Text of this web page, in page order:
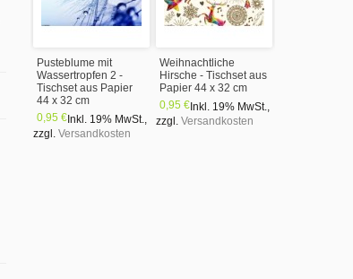
Pusteblume mit
Wassertropfen 2 -
Tischset aus Papier
44 x 32 cm
0,95 € Inkl. 19% MwSt.,
zzgl. Versandkosten
Weihnachtliche
Hirsche - Tischset aus
Papier 44 x 32 cm
0,95 € Inkl. 19% MwSt.,
zzgl. Versandkosten